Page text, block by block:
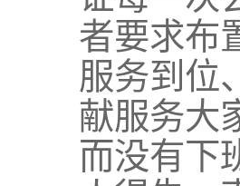
者要求布
服务到位
献服务大
而没有下